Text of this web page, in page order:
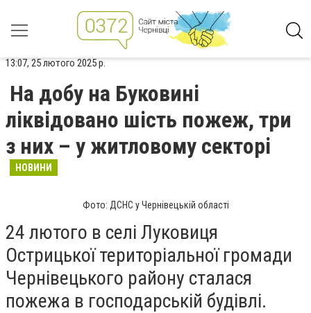
13:07, 25 лютого 2025 р.
На добу на Буковині
ліквідовано шість пожеж, три
з них – у житловому секторі
НОВИНИ
Фото: ДСНС у Чернівецькій області
24 лютого в селі Луковиця
Острицької територіальної громади
Чернівецького району сталася
пожежа в господарській будівлі.